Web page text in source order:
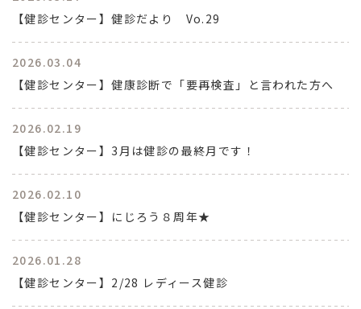
【健診センター】健診だより Vo.29
2026.03.04
【健診センター】健康診断で「要再検査」と言われた方へ
2026.02.19
【健診センター】3月は健診の最終月です！
2026.02.10
【健診センター】にじろう８周年★
2026.01.28
【健診センター】2/28 レディース健診